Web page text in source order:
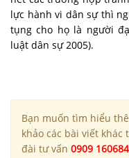
lực hành vi dân sự thì
tụng cho họ là người
luật dân sự 2005).
Bạn muốn tìm hiểu
khảo các bài viết
đài tư vấn 0909 160684